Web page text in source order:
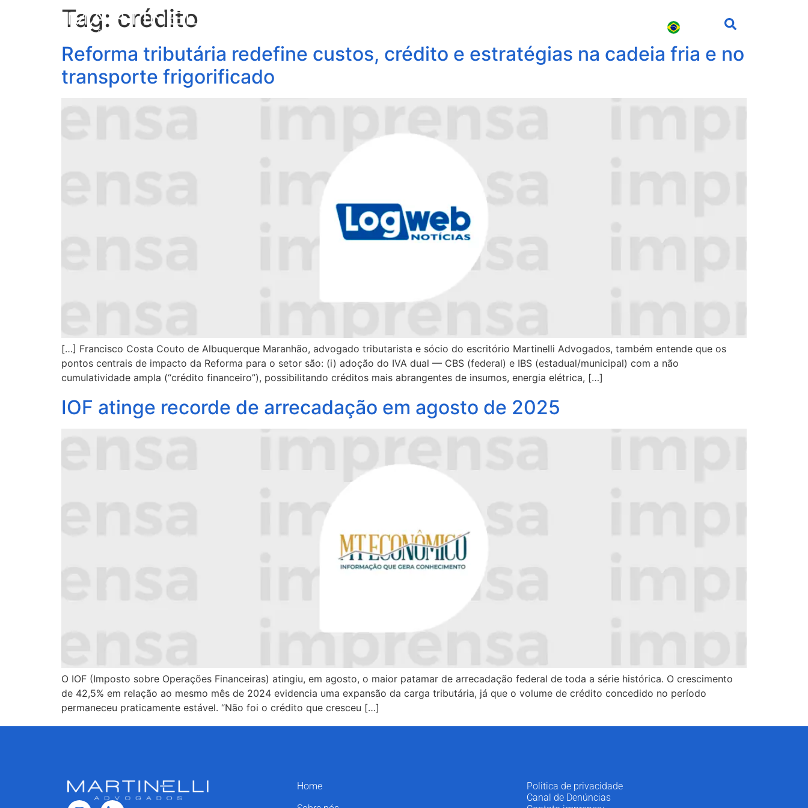
Tag: crédito
Reforma tributária redefine custos, crédito e estratégias na cadeia fria e no
transporte frigorificado
[…] Francisco Costa Couto de Albuquerque Maranhão, advogado tributarista e sócio do escritório Martinelli Advogados, também entende que os
pontos centrais de impacto da Reforma para o setor são: (i) adoção do IVA dual — CBS (federal) e IBS (estadual/municipal) com a não
cumulatividade ampla (“crédito financeiro”), possibilitando créditos mais abrangentes de insumos, energia elétrica, […]
IOF atinge recorde de arrecadação em agosto de 2025
O IOF (Imposto sobre Operações Financeiras) atingiu, em agosto, o maior patamar de arrecadação federal de toda a série histórica. O crescimento
de 42,5% em relação ao mesmo mês de 2024 evidencia uma expansão da carga tributária, já que o volume de crédito concedido no período
permaneceu praticamente estável. “Não foi o crédito que cresceu […]
Home
Politica de privacidade
Canal de Denúncias